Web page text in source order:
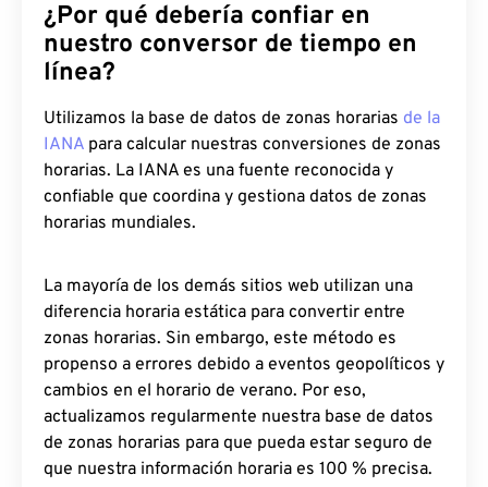
¿Por qué debería confiar en
nuestro conversor de tiempo en
línea?
Utilizamos la base de datos de zonas horarias de la
IANA para calcular nuestras conversiones de zonas
horarias. La IANA es una fuente reconocida y
confiable que coordina y gestiona datos de zonas
horarias mundiales.
La mayoría de los demás sitios web utilizan una
diferencia horaria estática para convertir entre
zonas horarias. Sin embargo, este método es
propenso a errores debido a eventos geopolíticos y
cambios en el horario de verano. Por eso,
actualizamos regularmente nuestra base de datos
de zonas horarias para que pueda estar seguro de
que nuestra información horaria es 100 % precisa.